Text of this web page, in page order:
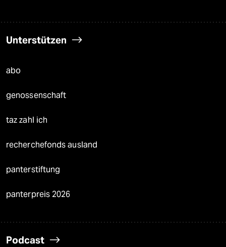
Unterstützen
abo
genossenschaft
taz zahl ich
recherchefonds ausland
panterstiftung
panterpreis 2026
Podcast